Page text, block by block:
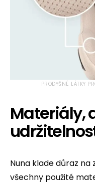
PRODYŠNÉ LÁTKY
Materiály,
Nuna klade důraz
všechny použité